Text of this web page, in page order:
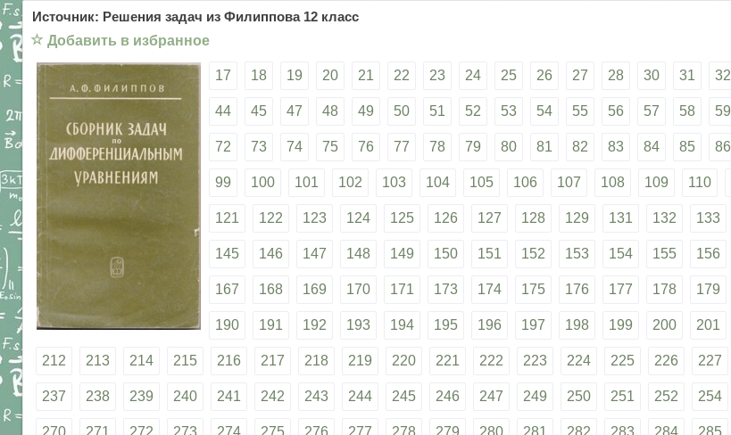
Источник: Решения задач из Филиппова 12 класс
☆ Добавить в избранное
17 18 19 20 21 22 23 24 25 26 27 28 30 31 32
44 45 47 48 49 50 51 52 53 54 55 56 57 58 59
72 73 74 75 76 77 78 79 80 81 82 83 84 85 86
99 100 101 102 103 104 105 106 107 108 109 110
121 122 123 124 125 126 127 128 129 131 132 133
145 146 147 148 149 150 151 152 153 154 155 156
167 168 169 170 171 173 174 175 176 177 178 179
190 191 192 193 194 195 196 197 198 199 200 201
212 213 214 215 216 217 218 219 220 221 222 223 224 225 226 227
237 238 239 240 241 242 243 244 245 246 247 249 250 251 252 254
270 271 272 273 274 275 276 277 278 279 280 281 282 283 284 285